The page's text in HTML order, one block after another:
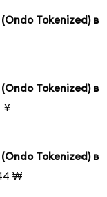
Tokenized) в
Tokenized) в
¥
Tokenized) в
₩